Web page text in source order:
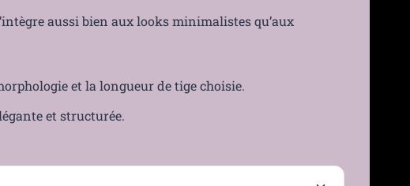
aussi bien aux looks minimalistes qu’aux
et la longueur de tige choisie.
et structurée.